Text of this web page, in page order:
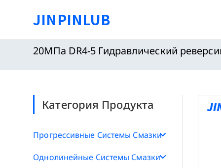
содержимомуJINPINLUB
20МПа DR4-5 Гидравлический
Категория Продукта
Прогрессивные Системы Смазки
Однолинейные Системы Смазки